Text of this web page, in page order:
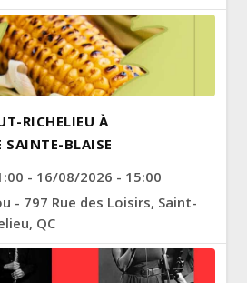
RICHELIEU À
SAINTE-BLAISE
- 16/08/2026 - 15:00
- 797 Rue des Loisirs, Saint-
QC